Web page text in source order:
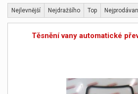
Nejlevnější Nejdražšího Top
Těsnění vany automatické